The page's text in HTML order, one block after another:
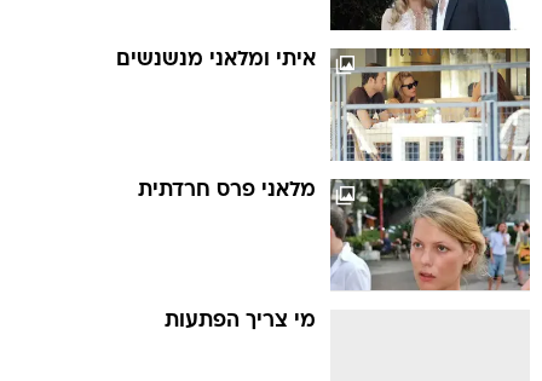
איתי ומלאני מנשנשים
מלאני פרס חרדתית
מי צריך הפתעות